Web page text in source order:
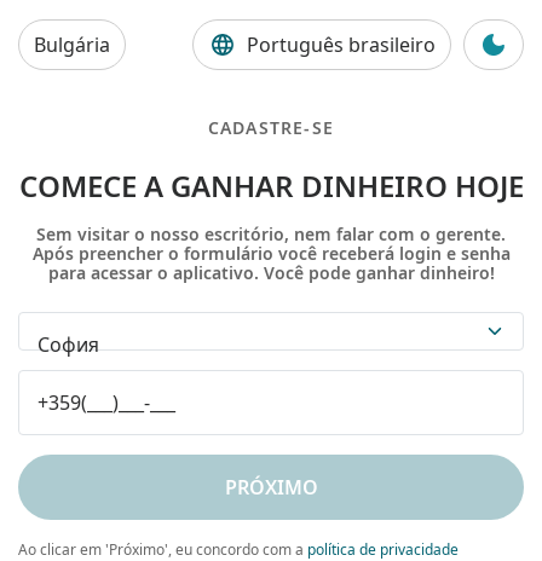
Bulgária Português brasileiro
CADASTRE-SE
COMECE A GANHAR DINHEIRO HOJE
Sem visitar o nosso escritório, nem falar com o gerente.
Após preencher o formulário você receberá login e senha
para acessar o aplicativo. Você pode ganhar dinheiro!
София
PRÓXIMO
Ao clicar em 'Próximo', eu concordo com a política de privacidade